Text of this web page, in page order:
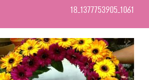
1061_1377753905_18